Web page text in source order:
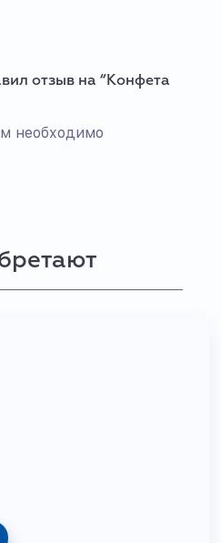
отзыв на “Конфета
необходимо